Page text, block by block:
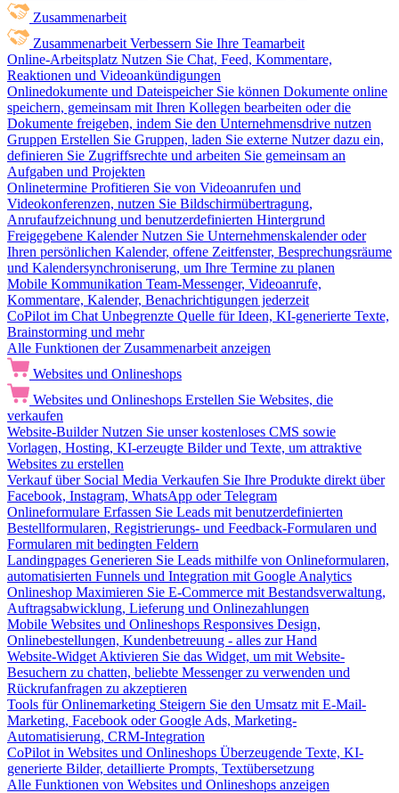
Zusammenarbeit
Zusammenarbeit Verbessern Sie Ihre Teamarbeit
Online-Arbeitsplatz Nutzen Sie Chat, Feed, Kommentare,
Reaktionen und Videoankündigungen
Onlinedokumente und Dateispeicher Sie können Dokumente online
speichern, gemeinsam mit Ihren Kollegen bearbeiten oder die
Dokumente freigeben, indem Sie den Unternehmensdrive nutzen
Gruppen Erstellen Sie Gruppen, laden Sie externe Nutzer dazu ein,
definieren Sie Zugriffsrechte und arbeiten Sie gemeinsam an
Aufgaben und Projekten
Onlinetermine Profitieren Sie von Videoanrufen und
Videokonferenzen, nutzen Sie Bildschirmübertragung,
Anrufaufzeichnung und benutzerdefinierten Hintergrund
Freigegebene Kalender Nutzen Sie Unternehmenskalender oder
Ihren persönlichen Kalender, offene Zeitfenster, Besprechungsräume
und Kalendersynchroniserung, um Ihre Termine zu planen
Mobile Kommunikation Team-Messenger, Videoanrufe,
Kommentare, Kalender, Benachrichtigungen jederzeit
CoPilot im Chat Unbegrenzte Quelle für Ideen, KI-generierte Texte,
Brainstorming und mehr
Alle Funktionen der Zusammenarbeit anzeigen
Websites und Onlineshops
Websites und Onlineshops Erstellen Sie Websites, die
verkaufen
Website-Builder Nutzen Sie unser kostenloses CMS sowie
Vorlagen, Hosting, KI-erzeugte Bilder und Texte, um attraktive
Websites zu erstellen
Verkauf über Social Media Verkaufen Sie Ihre Produkte direkt über
Facebook, Instagram, WhatsApp oder Telegram
Onlineformulare Erfassen Sie Leads mit benutzerdefinierten
Bestellformularen, Registrierungs- und Feedback-Formularen und
Formularen mit bedingten Feldern
Landingpages Generieren Sie Leads mithilfe von Onlineformularen,
automatisierten Funnels und Integration mit Google Analytics
Onlineshop Maximieren Sie E-Commerce mit Bestandsverwaltung,
Auftragsabwicklung, Lieferung und Onlinezahlungen
Mobile Websites und Onlineshops Responsives Design,
Onlinebestellungen, Kundenbetreuung - alles zur Hand
Website-Widget Aktivieren Sie das Widget, um mit Website-
Besuchern zu chatten, beliebte Messenger zu verwenden und
Rückrufanfragen zu akzeptieren
Tools für Onlinemarketing Steigern Sie den Umsatz mit E-Mail-
Marketing, Facebook oder Google Ads, Marketing-
Automatisierung, CRM-Integration
CoPilot in Websites und Onlineshops Überzeugende Texte, KI-
generierte Bilder, detaillierte Prompts, Textübersetzung
Alle Funktionen von Websites und Onlineshops anzeigen